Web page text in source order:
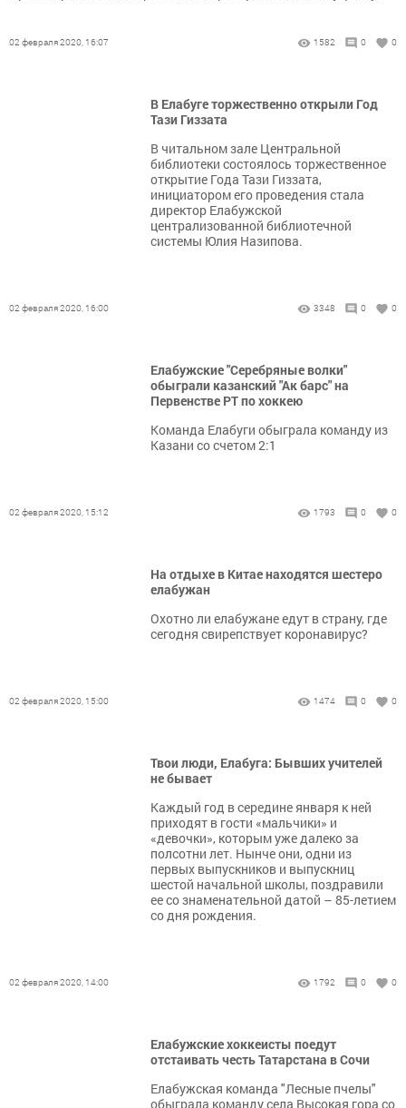
02 февраля 2020, 16:07 1582 0 0
В Елабуге торжественно открыли Год
Тази Гиззата
В читальном зале Центральной
библиотеки состоялось торжественное
открытие Года Тази Гиззата,
инициатором его проведения стала
директор Елабужской
централизованной библиотечной
системы Юлия Назипова.
02 февраля 2020, 16:00 3348 0 0
Елабужские "Серебряные волки"
обыграли казанский "Ак барс" на
Первенстве РТ по хоккею
Команда Елабуги обыграла команду из
Казани со счетом 2:1
02 февраля 2020, 15:12 1793 0 0
На отдыхе в Китае находятся шестеро
елабужан
Охотно ли елабужане едут в страну, где
сегодня свирепствует коронавирус?
02 февраля 2020, 15:00 1474 0 0
Твои люди, Елабуга: Бывших учителей
не бывает
Каждый год в середине января к ней
приходят в гости «мальчики» и
«девочки», которым уже далеко за
полсотни лет. Нынче они, одни из
первых выпускников и выпускниц
шестой начальной школы, поздравили
ее со знаменательной датой – 85-летием
со дня рождения.
02 февраля 2020, 14:00 1792 0 0
Елабужские хоккеисты поедут
отстаивать честь Татарстана в Сочи
Елабужская команда "Лесные пчелы"
обыграла команду села Высокая гора со